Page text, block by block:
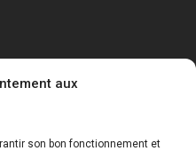
aux
son bon fonctionnement et